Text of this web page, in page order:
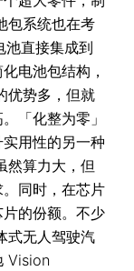
包系统也在考
池直接集成到
电池包结构，
优势多，但就
「化整为零」
用性的另一种
然算力大，但
同时，在芯片
的份额。不少
式无人驾驶汽
Vision